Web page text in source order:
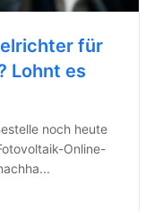
für
Lohnt es
noch heute
Online-